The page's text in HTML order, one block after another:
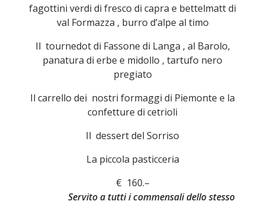
fagottini verdi di fresco di capra e bettelmatt di
val Formazza , burro d’alpe al timo
Il tournedot di Fassone di Langa , al Barolo,
panatura di erbe e midollo , tartufo nero
pregiato
Il carrello dei nostri formaggi di Piemonte e la
confetture di cetrioli
Il dessert del Sorriso
La piccola pasticceria
€ 160.–
Servito a tutti i commensali dello stesso